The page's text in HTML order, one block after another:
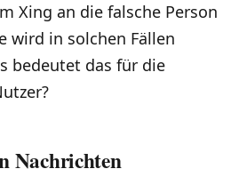
Xing an die falsche Person
wird in solchen Fällen
bedeutet das für die
Nachrichten